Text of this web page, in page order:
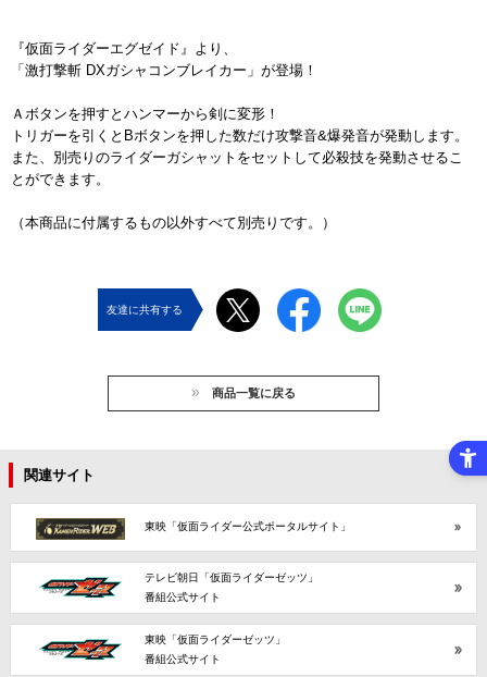
『仮面ライダーエグゼイド』より、
「激打撃斬 DXガシャコンブレイカー」が登場！
Ａボタンを押すとハンマーから剣に変形！
トリガーを引くとBボタンを押した数だけ攻撃音&爆発音が発動します。
また、別売りのライダーガシャットをセットして必殺技を発動させるこ
とができます。
（本商品に付属するもの以外すべて別売りです。）
友達に共有する
商品一覧に戻る
関連サイト
東映「仮面ライダー公式ポータルサイト」
テレビ朝日「仮面ライダーゼッツ」
番組公式サイト
東映「仮面ライダーゼッツ」
番組公式サイト